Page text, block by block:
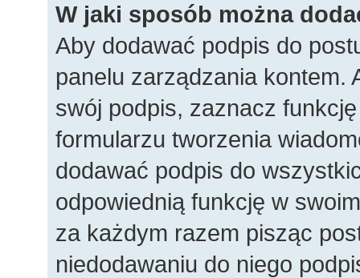
W jaki sposób można
Aby dodawać podpis do
panelu zarządzania kontem.
swój podpis, zaznacz
formularzu tworzenia
dodawać podpis do
odpowiednią funkcję w
za każdym razem pisząc
niedodawaniu do niego